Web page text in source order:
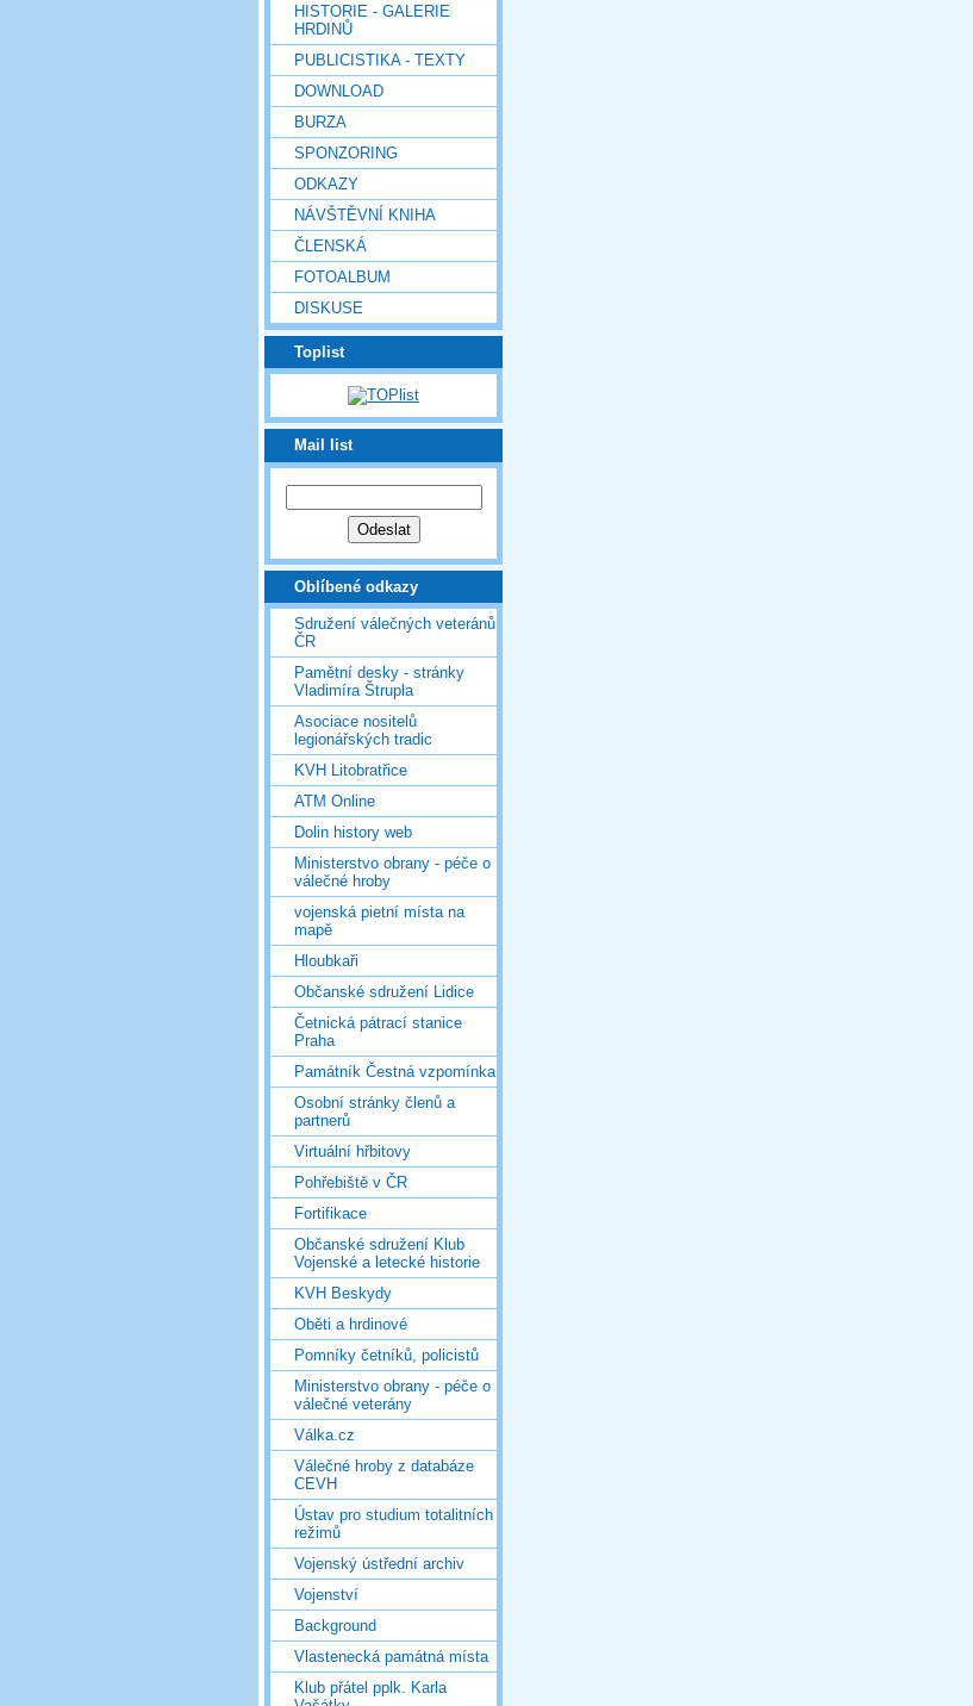
HISTORIE - GALERIE
HRDINŮ
PUBLICISTIKA - TEXTY
DOWNLOAD
BURZA
SPONZORING
ODKAZY
NÁVŠTĚVNÍ KNIHA
ČLENSKÁ
FOTOALBUM
DISKUSE
Toplist
Mail list
Oblíbené odkazy
Sdružení válečných veteránů
ČR
Pamětní desky - stránky
Vladimíra Štrupla
Asociace nositelů
legionářských tradic
KVH Litobratřice
ATM Online
Dolin history web
Ministerstvo obrany - péče o
válečné hroby
vojenská pietní místa na
mapě
Hloubkaři
Občanské sdružení Lidice
Četnická pátrací stanice
Praha
Památník Čestná vzpomínka
Osobní stránky členů a
partnerů
Virtuální hřbitovy
Pohřebiště v ČR
Fortifikace
Občanské sdružení Klub
Vojenské a letecké historie
KVH Beskydy
Oběti a hrdinové
Pomníky četníků, policistů
Ministerstvo obrany - péče o
válečné veterány
Válka.cz
Válečné hroby z databáze
CEVH
Ústav pro studium totalitních
režimů
Vojenský ústřední archiv
Vojenství
Background
Vlastenecká památná místa
Klub přátel pplk. Karla